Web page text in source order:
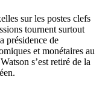
sur les postes clefs
tournent surtout
présidence de
et monétaires au
s’est retiré de la